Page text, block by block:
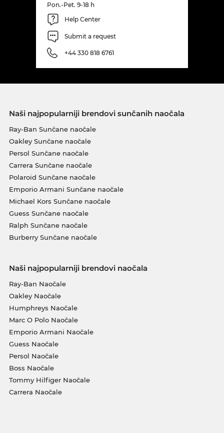
Pon.-Pet. 9-18 h
Help Center
Submit a request
+44 330 818 6761
Naši najpopularniji brendovi sunčanih naočala
Ray-Ban Sunčane naočale
Oakley Sunčane naočale
Persol Sunčane naočale
Carrera Sunčane naočale
Polaroid Sunčane naočale
Emporio Armani Sunčane naočale
Michael Kors Sunčane naočale
Guess Sunčane naočale
Ralph Sunčane naočale
Burberry Sunčane naočale
Naši najpopularniji brendovi naočala
Ray-Ban Naočale
Oakley Naočale
Humphreys Naočale
Marc O Polo Naočale
Emporio Armani Naočale
Guess Naočale
Persol Naočale
Boss Naočale
Tommy Hilfiger Naočale
Carrera Naočale